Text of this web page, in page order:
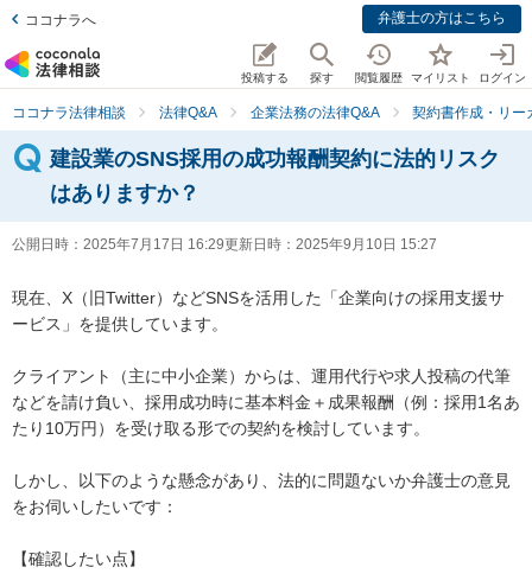
ココナラへ 弁護士の方はこちら
投稿する 探す 閲覧履歴 マイリスト ログイン
ココナラ法律相談 法律Q&A 企業法務の法律Q&A 契約書作成・リー
建設業のSNS採用の成功報酬契約に法的リスク
はありますか？
公開日時： 2025年7月17日 16:29更新日時： 2025年9月10日 15:27
現在、X（旧Twitter）などSNSを活用した「企業向けの採用支援サ
ービス」を提供しています。
クライアント（主に中小企業）からは、運用代行や求人投稿の代筆
などを請け負い、採用成功時に基本料金＋成果報酬（例：採用1名あ
たり10万円）を受け取る形での契約を検討しています。
しかし、以下のような懸念があり、法的に問題ないか弁護士の意見
をお伺いしたいです：
【確認したい点】